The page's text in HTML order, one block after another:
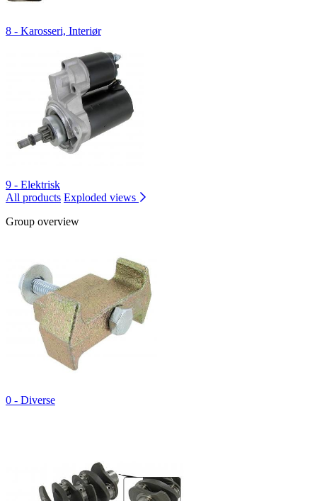
8 - Karosseri, Interiør
9 - Elektrisk
All products Exploded views
Group overview
0 - Diverse